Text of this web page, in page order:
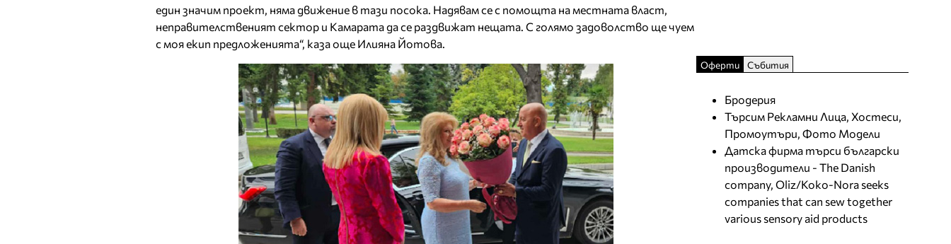
един значим проект, няма движение в тази посока. Надявам се с помощта на местната власт,
неправителственият сектор и Камарата да се раздвижат нещата. С голямо задоволство ще чуем
с моя екип предложенията“, каза още Илияна Йотова.
Оферти Събития
Бродерия
Търсим Рекламни Лица, Хостеси,
Промоутъри, Фото Модели
Датска фирма търси български
производители - The Danish
company, Oliz/Koko-Nora seeks
companies that can sew together
various sensory aid products